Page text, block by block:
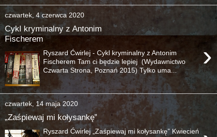
czwartek, 4 czerwca 2020
Cykl kryminalny z Antonim
Fischerem
›
Ryszard Ćwirlej - Cykl kryminalny z Antonim
Fischerem Tam ci będzie lepiej (Wydawnictwo
Czwarta Strona, Poznań 2015) Tylko uma...
czwartek, 14 maja 2020
„Zaśpiewaj mi kołysankę”
Ryszard Ćwirlej „Zaśpiewaj mi kołysankę” Kwiecień